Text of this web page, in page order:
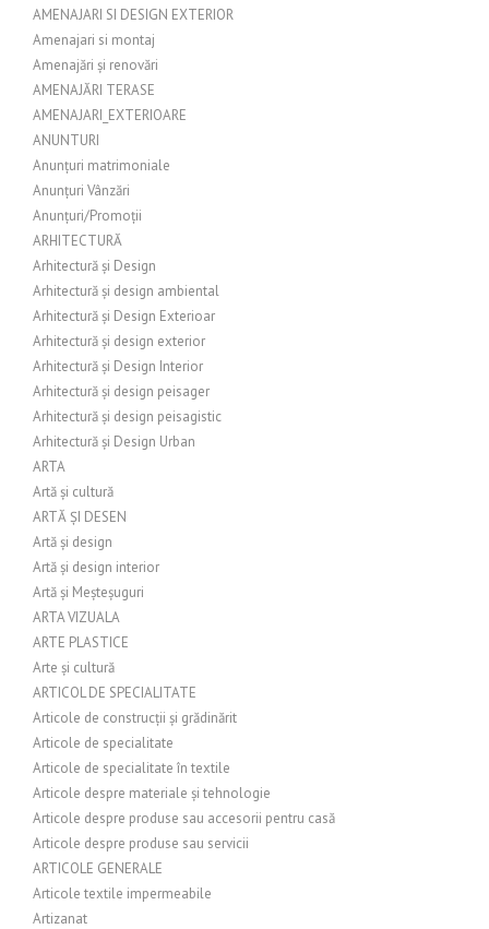
AMENAJARI SI DESIGN EXTERIOR
Amenajari si montaj
Amenajări și renovări
AMENAJĂRI TERASE
AMENAJARI_EXTERIOARE
ANUNTURI
Anunțuri matrimoniale
Anunțuri Vânzări
Anunțuri/Promoții
ARHITECTURĂ
Arhitectură și Design
Arhitectură și design ambiental
Arhitectură și Design Exterioar
Arhitectură și design exterior
Arhitectură și Design Interior
Arhitectură și design peisager
Arhitectură și design peisagistic
Arhitectură și Design Urban
ARTA
Artă și cultură
ARTĂ ȘI DESEN
Artă și design
Artă și design interior
Artă și Meșteșuguri
ARTA VIZUALA
ARTE PLASTICE
Arte și cultură
ARTICOL DE SPECIALITATE
Articole de construcții și grădinărit
Articole de specialitate
Articole de specialitate în textile
Articole despre materiale și tehnologie
Articole despre produse sau accesorii pentru casă
Articole despre produse sau servicii
ARTICOLE GENERALE
Articole textile impermeabile
Artizanat